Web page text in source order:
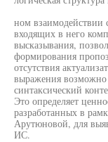
ном взаимодействии
входящих в него
высказывания,
формирования
отсутствия
выражения возможно
синтаксический
Это определяет
разработанных в
Арутюновой, для
ИС.